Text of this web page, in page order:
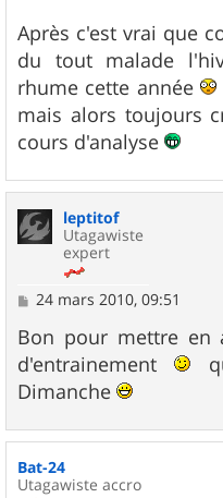
Après c'est vrai que
du tout malade
rhume cette année
mais alors toujours
cours d'analyse
leptitof
Utagawiste
expert
M
s
s
a
g
e
24 mars 2010, 09:51
Bon pour mettre en
d'entrainement
Dimanche
Bat-24
Utagawiste accro